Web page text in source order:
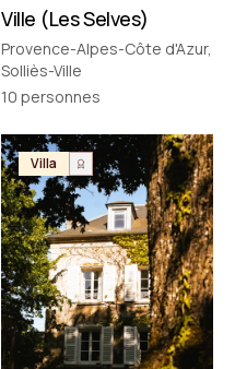
Ville (Les Selves)
Provence-Alpes-Côte d'Azur,
Solliès-Ville
10 personnes
Villa